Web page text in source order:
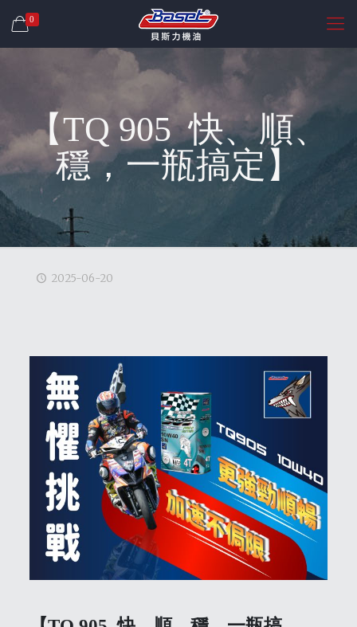
0
【TQ 905 快、順、
穩，一瓶搞定】
2025-06-20